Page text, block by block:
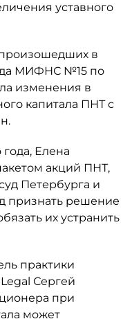
уставного
в
МИФНС №15 по
изменения в
капитала ПНТ с
года, Елена
акций ПНТ,
Петербурга и
признать решение
их устранить
практики
Сергей
при
может